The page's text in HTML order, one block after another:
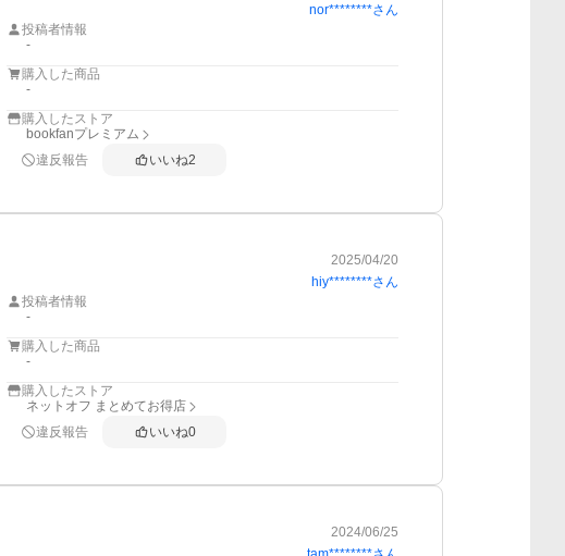
nor********さん
投稿者情報
-
購入した商品
-
購入したストア
bookfanプレミアム
違反報告
いいね2
2025/04/20
hiy********さん
投稿者情報
-
購入した商品
-
購入したストア
ネットオフ まとめてお得店
違反報告
いいね0
2024/06/25